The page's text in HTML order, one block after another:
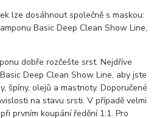
lze dosáhnout společně s maskou:
Basic Deep Clean Show Line,
dobře rozčešte srst. Nejdříve
Deep Clean Show Line, aby jste
špíny, olejů a mastnoty. Doporučené
na stavu srsti. V případě velmi
prvním koupání ředění 1:1. Pro